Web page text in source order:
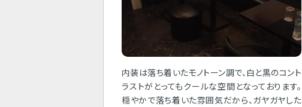
内装は落ち着いたモノトーン調で、白と黒のコント
ラストがとってもクールな空間となっております。
穏やかで落ち着いた雰囲気だから、ガヤガヤした